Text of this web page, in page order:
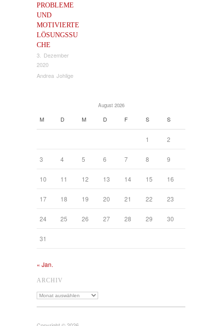
PROBLEME
UND
MOTIVIERTE
LÖSUNGSSU
CHE
3. Dezember
2020
Andrea Johlige
August 2026
M D M D F S S
1 2
3 4 5 6 7 8 9
10 11 12 13 14 15 16
17 18 19 20 21 22 23
24 25 26 27 28 29 30
31
« Jan.
ARCHIV
Archiv